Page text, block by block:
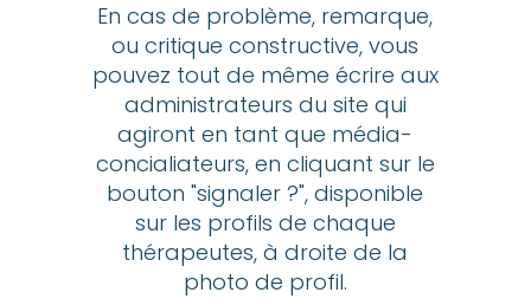
En cas de problème, remarque,
ou critique constructive, vous
pouvez tout de même écrire aux
administrateurs du site qui
agiront en tant que média-
concialiateurs, en cliquant sur le
bouton "signaler ?", disponible
sur les profils de chaque
thérapeutes, à droite de la
photo de profil.